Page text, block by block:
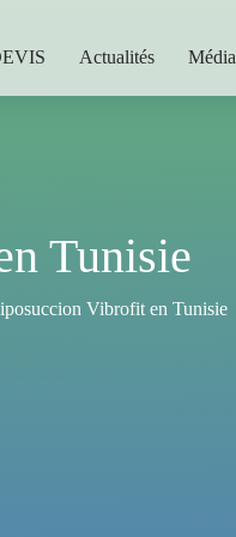
Actualités Média
Tunisie
Vibrofit en Tunisie